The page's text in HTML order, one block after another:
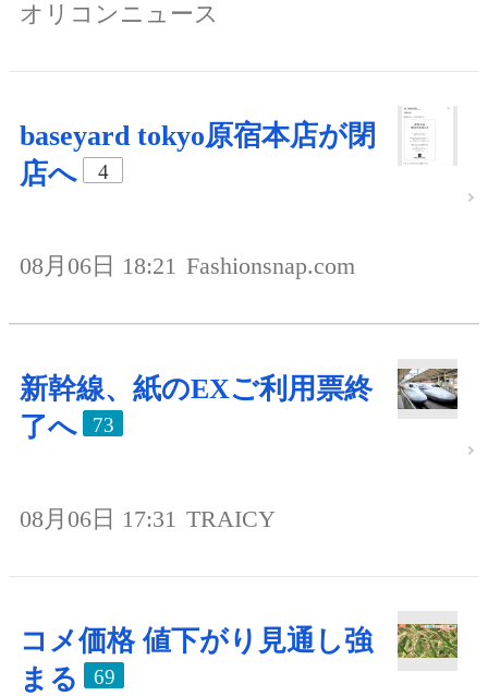
オリコンニュース
baseyard tokyo原宿本店が閉
店へ
4
08月06日 18:21 Fashionsnap.com
新幹線、紙のEXご利用票終
了へ
73
08月06日 17:31 TRAICY
コメ価格 値下がり見通し強
まる
69